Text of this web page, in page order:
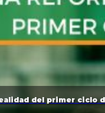
del primer ciclo